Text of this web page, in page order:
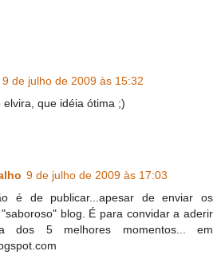
9 de julho de 2009 às 15:32
que idéia ótima ;)
9 de julho de 2009 às 17:03
é de publicar...apesar de enviar os
blog. É para convidar a aderir
dos 5 melhores momentos... em